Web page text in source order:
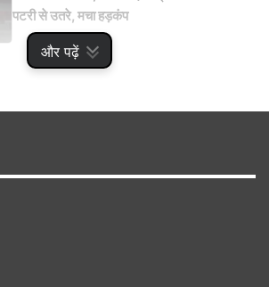
और पढ़ें
पटरी से उतरे, मचा हड़कंप